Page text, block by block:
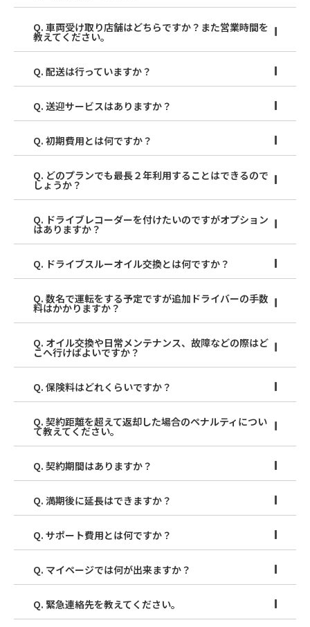
Q. 車両受け取り店舗はどちらですか？また営業時間を
教えてください。
Q. 配送は行っていますか？
Q. 送迎サービスはありますか？
Q. 初期費用とは何ですか？
Q. どのプランでも最長２年利用することはできるので
しょうか？
Q. ドライブレコーダーを付けたいのですがオプション
はありますか？
Q. ドライブスルーオイル交換とは何ですか？
Q. 数名で運転をする予定ですが追加ドライバーの手数
料はかかりますか？
Q. オイル交換や日常メンテナンス、故障などの際はど
こへ行けばよいですか？
Q. 保険料はどれくらいですか？
Q. 契約距離を超えて返却した場合のペナルティについ
て教えてください。
Q. 契約期間はありますか？
Q. 満期後に延長はできますか？
Q. サポート費用とは何ですか？
Q. マイページでは何が出来ますか？
Q. 緊急連絡先を教えてください。